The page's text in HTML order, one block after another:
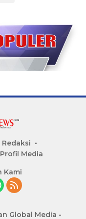
Redaksi
Profil Media
Kami
Global Media -